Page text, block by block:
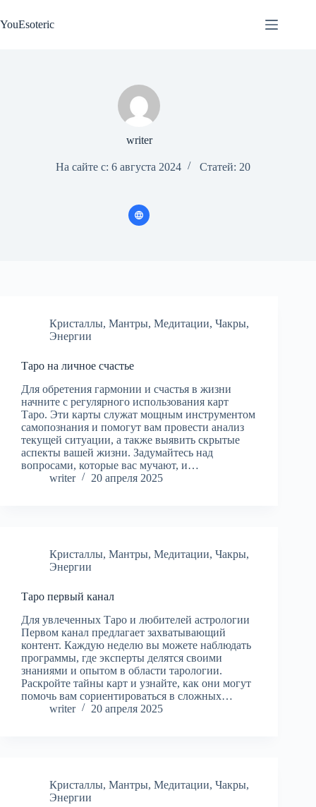
к
сути
YouEsoteric
writer
На сайте с: 6 августа 2024 Статей: 20
Кристаллы, Мантры, Медитации, Чакры,
Энергии
Таро на личное счастье
Для обретения гармонии и счастья в жизни
начните с регулярного использования карт
Таро. Эти карты служат мощным инструментом
самопознания и помогут вам провести анализ
текущей ситуации, а также выявить скрытые
аспекты вашей жизни. Задумайтесь над
вопросами, которые вас мучают, и…
writer
20 апреля 2025
Кристаллы, Мантры, Медитации, Чакры,
Энергии
Таро первый канал
Для увлеченных Таро и любителей астрологии
Первом канал предлагает захватывающий
контент. Каждую неделю вы можете наблюдать
программы, где эксперты делятся своими
знаниями и опытом в области тарологии.
Раскройте тайны карт и узнайте, как они могут
помочь вам сориентироваться в сложных…
writer
20 апреля 2025
Кристаллы, Мантры, Медитации, Чакры,
Энергии